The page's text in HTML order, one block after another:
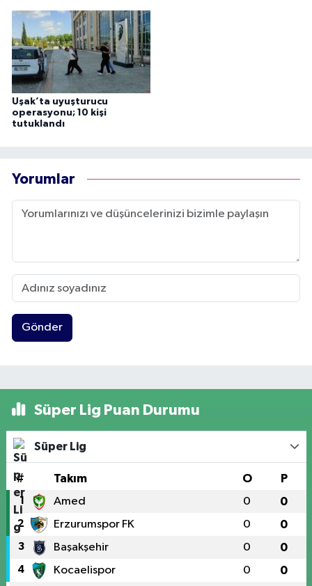
Uşak’ta uyuşturucu
operasyonu; 10 kişi
tutuklandı
Yorumlar
Gönder
Süper Lig Puan Durumu
Süper Lig
# Takım O P
1 Amed 0 0
2 Erzurumspor FK 0 0
3 Başakşehir 0 0
4 Kocaelispor 0 0